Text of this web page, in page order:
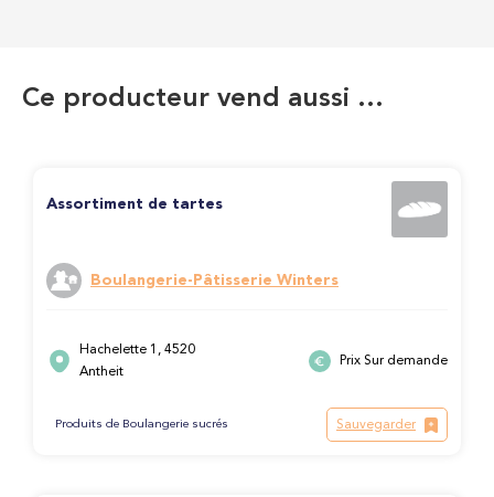
Ce producteur vend aussi …
Assortiment de tartes
Boulangerie-Pâtisserie Winters
Hachelette 1, 4520
Antheit
Prix Sur demande
Produits de Boulangerie sucrés Sauvegarder